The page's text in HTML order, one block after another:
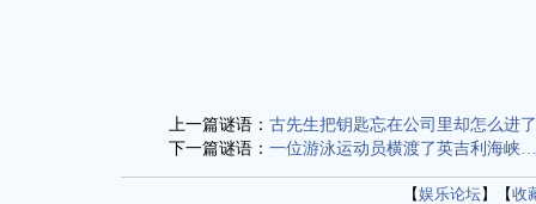
上一篇谜语： 古先生把钥匙忘在公司里却怎么进
下一篇谜语： 一位游泳运动员横渡了英吉利海
【娱乐论坛】【收